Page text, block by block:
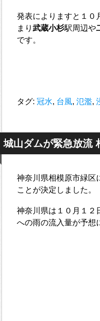
発表によりますと１０
まり 武蔵小杉駅周辺や
です。
タグ: 冠水, 台風, 氾濫,
城山ダムが緊急放流
神奈川県相模原市緑区
ことが決定しました。
神奈川県は１０月１２
への雨の流入量が予想